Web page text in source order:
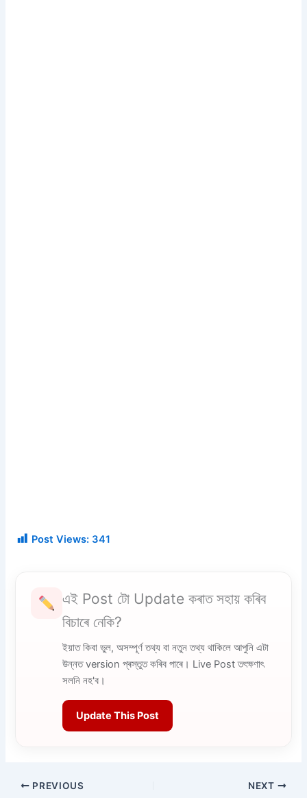
Post Views: 341
এই Post টো Update কৰাত সহায় কৰিব
বিচাৰে নেকি?
ইয়াত কিবা ভুল, অসম্পূৰ্ণ তথ্য বা নতুন তথ্য থাকিলে আপুনি এটা
উন্নত version প্ৰস্তুত কৰিব পাৰে। Live Post তৎক্ষণাৎ
সলনি নহ'ব।
Update This Post
PREVIOUS NEXT